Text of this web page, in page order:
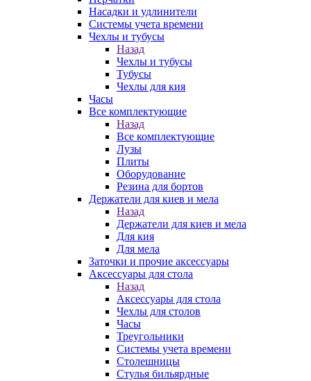
Насадки и удлинители
Системы учета времени
Чехлы и тубусы
Назад
Чехлы и тубусы
Тубусы
Чехлы для кия
Часы
Все комплектующие
Назад
Все комплектующие
Лузы
Плиты
Оборудование
Резина для бортов
Держатели для киев и мела
Назад
Держатели для киев и мела
Для кия
Для мела
Заточки и прочие аксессуары
Аксессуары для стола
Назад
Аксессуары для стола
Чехлы для столов
Часы
Треугольники
Системы учета времени
Столешницы
Стулья бильярдные